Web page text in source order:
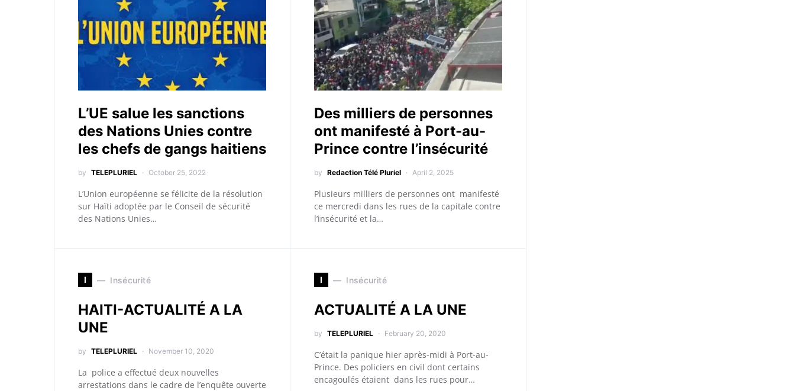
L’UE salue les sanctions
des Nations Unies contre
les chefs de gangs haitiens
by TELEPLURIEL October 25, 2022
L’Union européenne se félicite de la résolution
sur Haïti adoptée par le Conseil de sécurité
des Nations Unies…
Des milliers de personnes
ont manifesté à Port-au-
Prince contre l’insécurité
by Redaction Télé Pluriel April 2, 2025
Plusieurs milliers de personnes ont manifesté
ce mercredi dans les rues de la capitale contre
l’insécurité et la…
I Insécurité
HAITI-ACTUALITÉ A LA
UNE
by TELEPLURIEL November 10, 2020
La police a effectué deux nouvelles
arrestations dans le cadre de l’enquête ouverte
I Insécurité
ACTUALITÉ A LA UNE
by TELEPLURIEL February 20, 2020
C’était la panique hier après-midi à Port-au-
Prince. Des policiers en civil dont certains
encagoulés étaient dans les rues pour…